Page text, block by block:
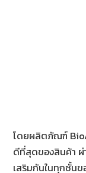
โดยผลิตภัณฑ์
ดีที่สุดของสินค้า ผ่
เสริมกันในทุกชั้น